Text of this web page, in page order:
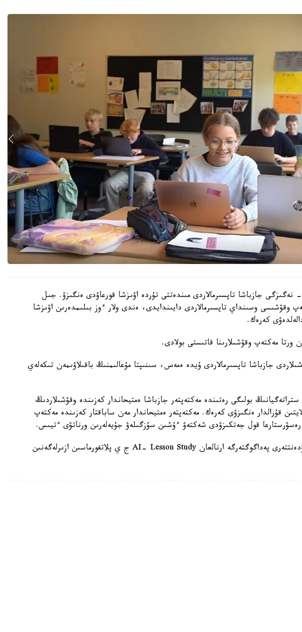
نەگىزگى جازباشا تاپسىرمالاردى مىندەتتى تۇردە اۋىزشا قورعاۋدى ەنگىزۋ. جىل
9 مىڭ مەكتەپ وقۋشىسى وسىنداي تاپسىرمالاردى دايىندايدى، ەندى ولار ءوز بىلىمدەرىن اۋىزشا
كەرەك.
جازباشا تاپسىرمالاردى ۇيدە ەمەس، سىنىپتا مۇعالىمنىڭ باقىلاۋىمەن تىكەلەي
بولىگى رەتىندە مەكتەپتەر جازباشا ەمتيحاندار كەزىندە وقۋشىلاردىڭ
قۇرالدار ەنگىزۋى كەرەك. مەكتەپتەر ەمتيحاندار مەن ساباقتار كەزىندە مەكتەپ
قول جەتكىزۋدى شەكتەۋ ءۇشىن سۇزگىلەۋ جۇيەلەرىن ورناتۋى ءتيىس.
وسىعان دەيىن QyzPU ستۋدەنتتەرى پەداگوگتەرگە ارنالعان AI- Lesson Study ج ي پلاتفورماسىن ازىرلەگەنىن